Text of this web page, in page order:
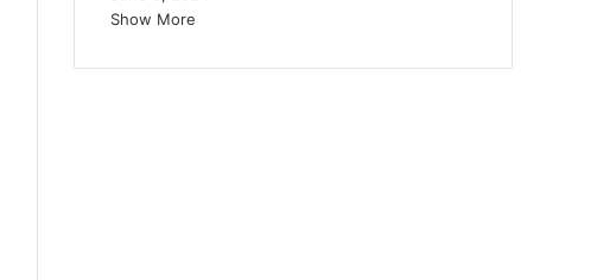
Show More